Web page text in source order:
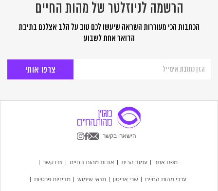
הרשמה לניוזלטר של מהות החיים
הכתבות הכי מעוררות השראה שיעשו לכם טוב על הלב אצלכם בתיבת
הדואר אחת לשבוע
לניוזלטר
החיים
הישארו בקשר
מפת אתר עמוד הבית אודות מהות החיים צרו קשר
ערכי מהות החיים שרי אריסון תנאי שימוש מדיניות פרטיות